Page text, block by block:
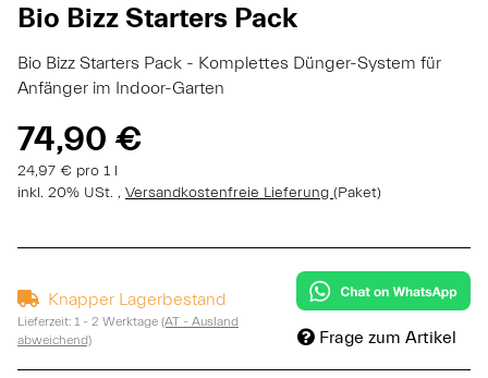
Bio Bizz Starters Pack
Bio Bizz Starters Pack - Komplettes Dünger-System für
Anfänger im Indoor-Garten
74,90 €
24,97 € pro 1 l
inkl. 20% USt. , Versandkostenfreie Lieferung (Paket)
Knapper Lagerbestand
Lieferzeit: 1 - 2 Werktage (AT - Ausland
abweichend)
Frage zum Artikel